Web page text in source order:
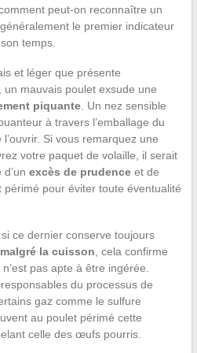
peut-on reconnaître un
le premier indicateur
temps.
et léger que présente
mauvais poulet exsude une
piquante. Un nez sensible
à travers l’emballage du
Si vous remarquez une
votre paquet de volaille, il serait
excès de prudenceet de
pour éviter toute éventualité
ce dernier conserve toujours
la cuisson , cela confirme
pas apte à être ingérée.
du processus de
gaz comme le sulfure
au poulet périmé cette
celle des œufs pourris.